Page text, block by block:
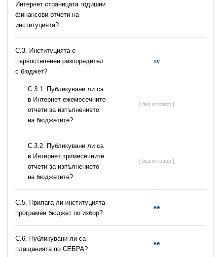
Интернет страницата годишни
финансови отчети на
институцията?
C.3. Институцията е
първостепенен разпоредител
с бюджет?
не
С.3.1. Публикувани ли са
в Интернет ежемесечните
отчети за изпълнението
на бюджетите?
[ без отговор ]
С.3.2. Публикувани ли са
в Интернет тримесечните
отчети за изпълнението
на бюджетите?
[ без отговор ]
С.5. Прилага ли институцията
програмен бюджет по избор?
не
С.6. Публикувани ли са
плащанията по СЕБРА?
не